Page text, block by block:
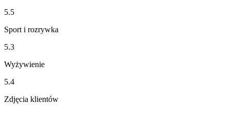
5.5
Sport i rozrywka
5.3
Wyżywienie
5.4
Zdjęcia klientów